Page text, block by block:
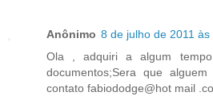
Anônimo 8 de julho de 2011 às
Ola , adquiri a algum
documentos;Sera que
contato fabiododge@hot mail